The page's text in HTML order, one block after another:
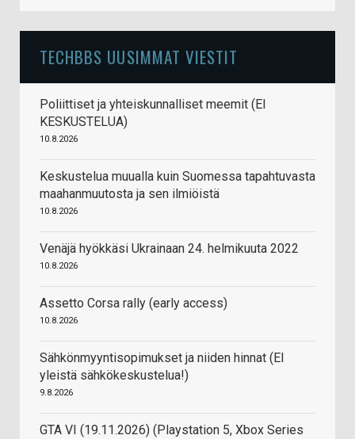
TECHBBS UUSIMMAT VIESTIT
Poliittiset ja yhteiskunnalliset meemit (EI
KESKUSTELUA)
10.8.2026
Keskustelua muualla kuin Suomessa tapahtuvasta
maahanmuutosta ja sen ilmiöistä
10.8.2026
Venäjä hyökkäsi Ukrainaan 24. helmikuuta 2022
10.8.2026
Assetto Corsa rally (early access)
10.8.2026
Sähkönmyyntisopimukset ja niiden hinnat (EI
yleistä sähkökeskustelua!)
9.8.2026
GTA VI (19.11.2026) (Playstation 5, Xbox Series